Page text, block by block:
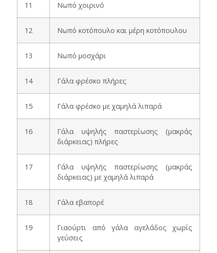
11 Νωπό χοιρινό
12 Νωπό κοτόπουλο και μέρη κοτόπουλου
13 Νωπό μοσχάρι
14 Γάλα φρέσκο πλήρες
15 Γάλα φρέσκο με χαμηλά λιπαρά
16
Γάλα υψηλής παστερίωσης (μακράς
διάρκειας) πλήρες
17
Γάλα υψηλής παστερίωσης (μακράς
διάρκειας) με χαμηλά λιπαρά
18 Γάλα εβαπορέ
19
Γιαούρτι από γάλα αγελάδος χωρίς
γεύσεις